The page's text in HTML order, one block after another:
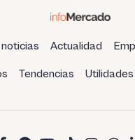
Actualidad
Tendencias Utilidades